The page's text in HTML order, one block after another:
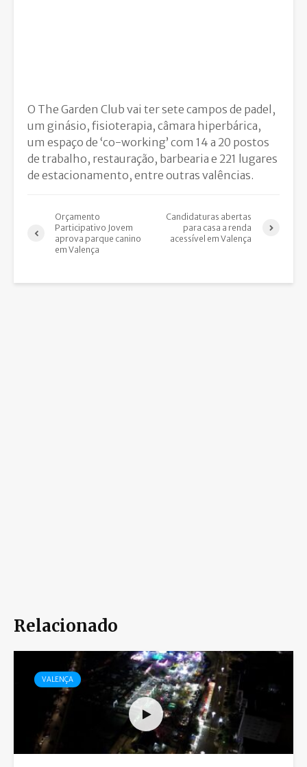
O The Garden Club vai ter sete campos de padel,
um ginásio, fisioterapia, câmara hiperbárica,
um espaço de ‘co-working’ com 14 a 20 postos
de trabalho, restauração, barbearia e 221 lugares
de estacionamento, entre outras valências.
Orçamento
Participativo Jovem
aprova parque canino
em Valença
Candidaturas abertas
para casa a renda
acessível em Valença
Relacionado
VALENÇA